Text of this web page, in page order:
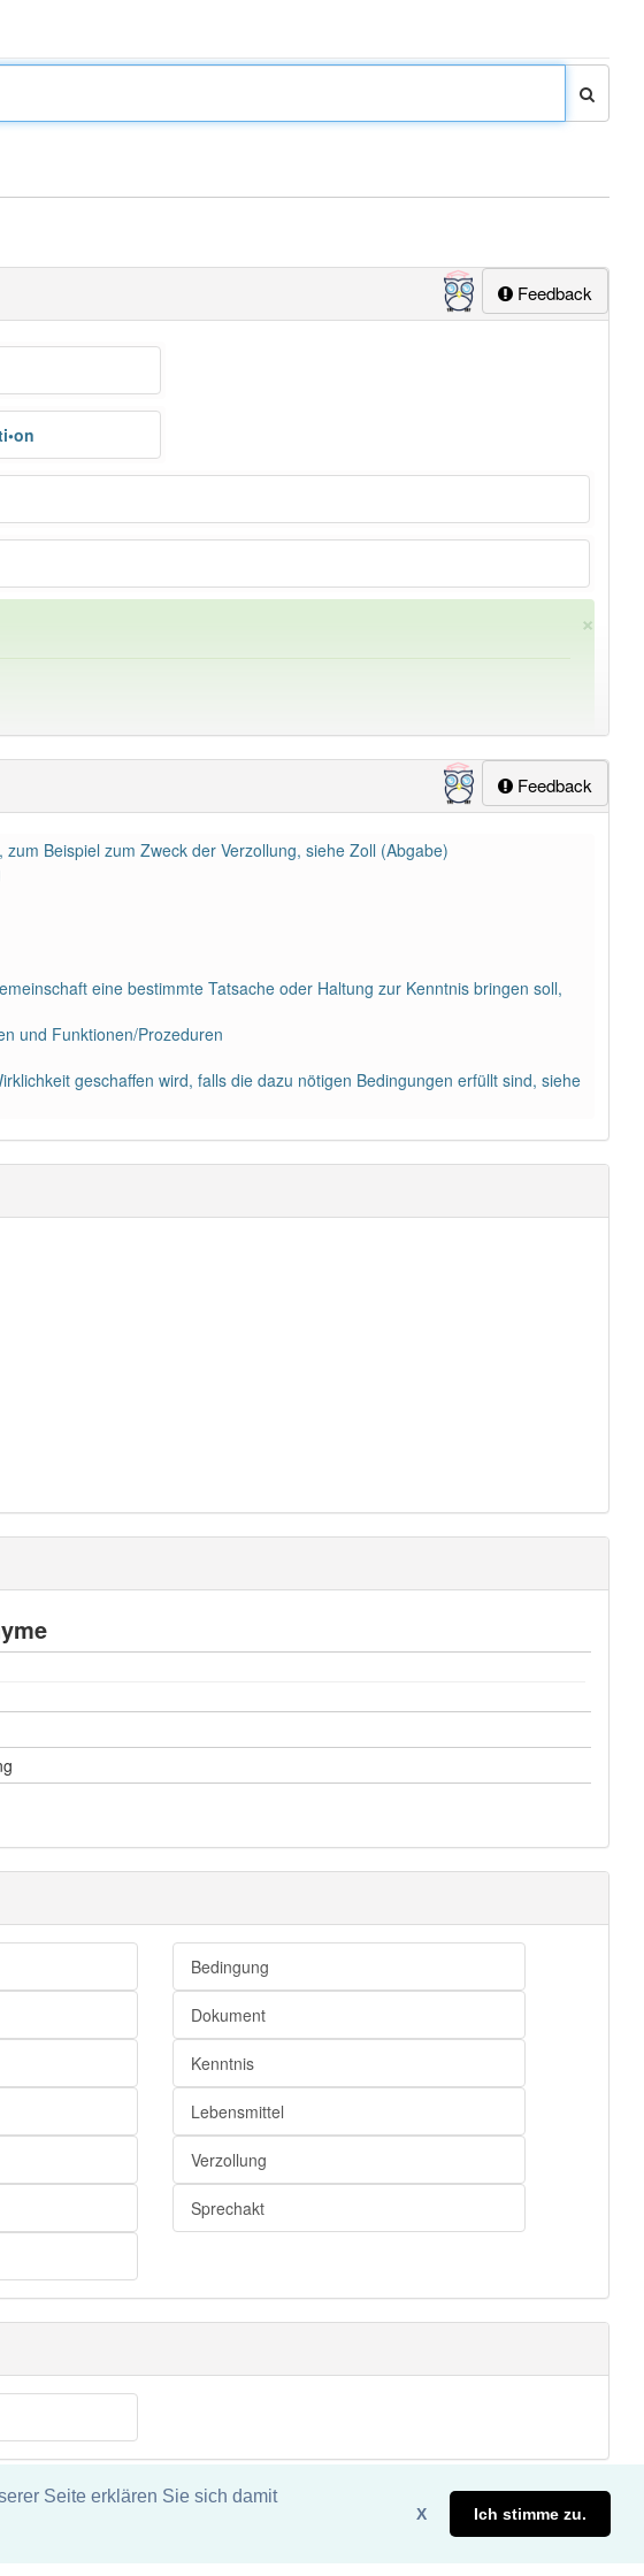
Seite erklären Sie sich damit
X Ich stimme zu.
Feedback
×
Feedback
Beispiel zum Zweck der Verzollung, siehe Zoll (Abgabe)
eine bestimmte Tatsache oder Haltung zur Kenntnis bringen soll,
und Funktionen/Prozeduren
geschaffen wird, falls die dazu nötigen Bedingungen erfüllt sind, siehe
Bedingung
Dokument
Kenntnis
Lebensmittel
Verzollung
Sprechakt
dieser Seite. DDDEasy 2024